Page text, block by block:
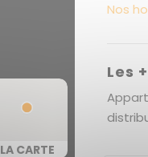
LA CARTE
Nos
Les